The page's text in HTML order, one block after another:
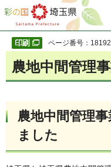
彩の国 埼玉県
ページ番号：
農地中間管理
農地中間管理
ました